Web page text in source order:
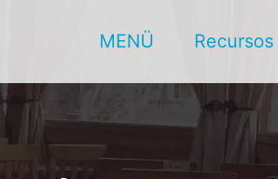
MENÜ Recursos